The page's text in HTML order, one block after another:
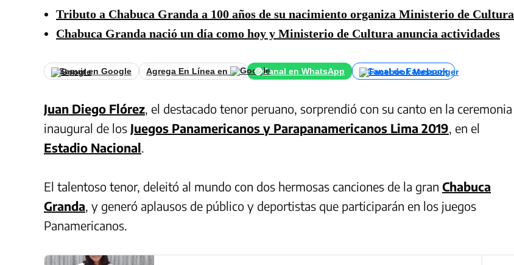
Tributo a Chabuca Granda a 100 años de su nacimiento organiza Ministerio de Cultura
Chabuca Granda nació un día como hoy y Ministerio de Cultura anuncia actividades
Seguir en Google Agrega En Línea en Canal en WhatsApp Canal de Facebook
Juan Diego Flórez, el destacado tenor peruano, sorprendió con su canto en la ceremonia
inaugural de los Juegos Panamericanos y Parapanamericanos Lima 2019, en el
Estadio Nacional.
El talentoso tenor, deleitó al mundo con dos hermosas canciones de la gran Chabuca
Granda, y generó aplausos de público y deportistas que participarán en los juegos
Panamericanos.